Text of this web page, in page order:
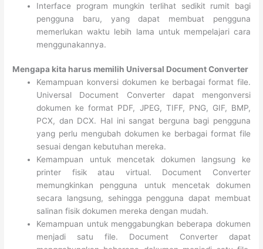
Interface program mungkin terlihat sedikit rumit bagi
pengguna baru, yang dapat membuat pengguna
memerlukan waktu lebih lama untuk mempelajari cara
menggunakannya.
Mengapa kita harus memilih Universal Document Converter
Kemampuan konversi dokumen ke berbagai format file.
Universal Document Converter dapat mengonversi
dokumen ke format PDF, JPEG, TIFF, PNG, GIF, BMP,
PCX, dan DCX. Hal ini sangat berguna bagi pengguna
yang perlu mengubah dokumen ke berbagai format file
sesuai dengan kebutuhan mereka.
Kemampuan untuk mencetak dokumen langsung ke
printer fisik atau virtual. Document Converter
memungkinkan pengguna untuk mencetak dokumen
secara langsung, sehingga pengguna dapat membuat
salinan fisik dokumen mereka dengan mudah.
Kemampuan untuk menggabungkan beberapa dokumen
menjadi satu file. Document Converter dapat